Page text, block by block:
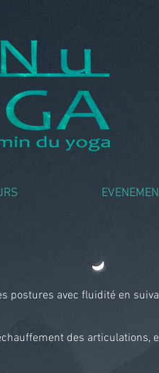
postures avec fluidité en
des articulations,